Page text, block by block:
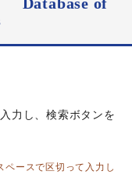
力し、検索ボタンを
ペースで区切って入力し